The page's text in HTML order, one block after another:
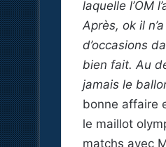
laquelle l’OM
Après, ok il
d’occasions
bien fait. Au
jamais le
bonne affaire
le maillot
matchs avec